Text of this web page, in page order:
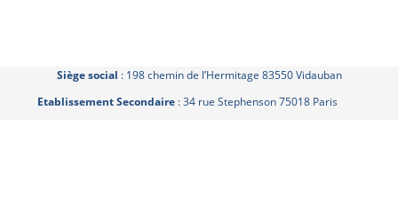
Siège social : 198 chemin de l’Hermitage 83550 Vidauban
Etablissement Secondaire: 34 rue Stephenson 75018 Paris